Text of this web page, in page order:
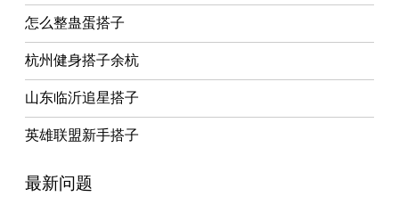
怎么整蛊蛋搭子
杭州健身搭子余杭
山东临沂追星搭子
英雄联盟新手搭子
最新问题